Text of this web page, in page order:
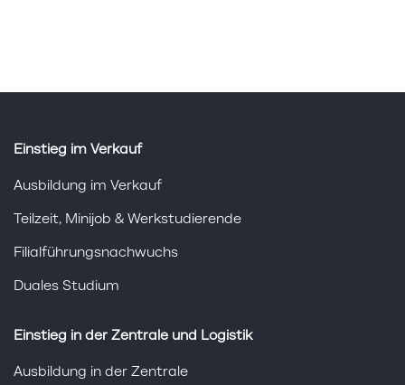
Einstieg im Verkauf
Ausbildung im Verkauf
Teilzeit, Minijob & Werkstudierende
Filialführungsnachwuchs
Duales Studium
Einstieg in der Zentrale und Logistik
Ausbildung in der Zentrale